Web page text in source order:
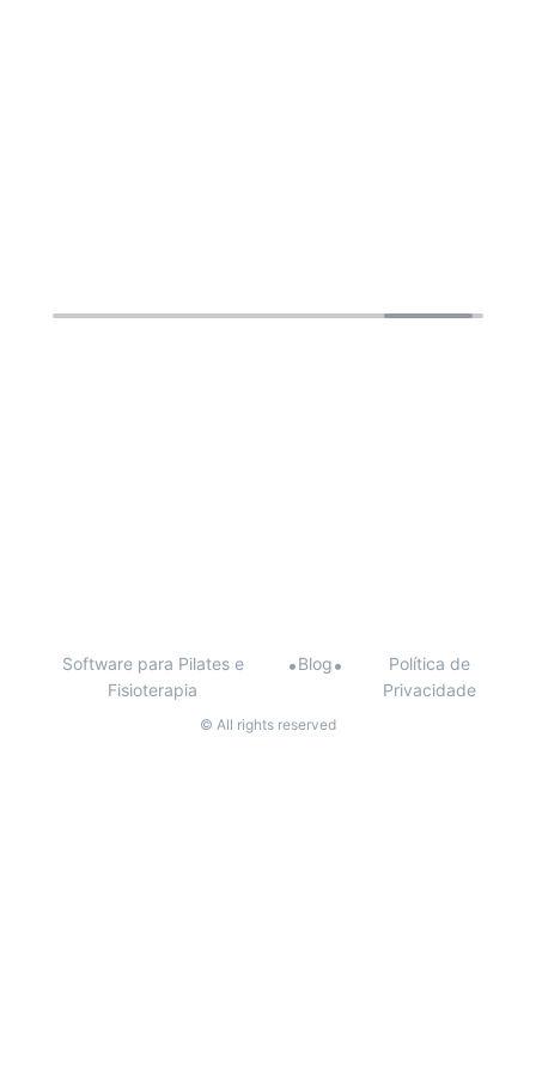
Software para Pilates e
Fisioterapia
•Blog•
Política de
Privacidade
© All rights reserved